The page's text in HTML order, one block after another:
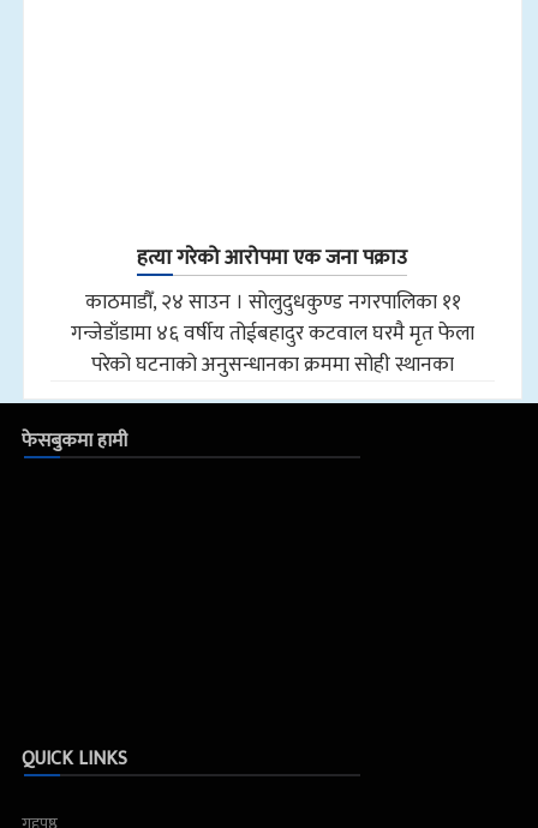
हत्या गरेको आरोपमा एक जना पक्राउ
काठमाडौँ, २४ साउन । सोलुदुधकुण्ड नगरपालिका ११
गन्जेडाँडामा ४६ वर्षीय तोईबहादुर कटवाल घरमै मृत फेला
परेको घटनाको अनुसन्धानका क्रममा सोही स्थानका
फेसबुकमा हामी
QUICK LINKS